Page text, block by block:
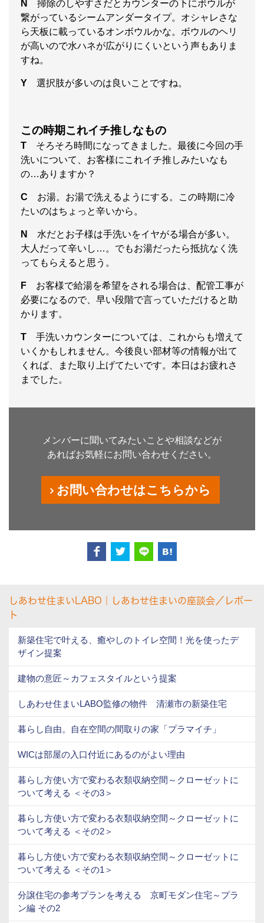
N 掃除のしやすさだとカウンターの下にボウルが
繋がっているシームアンダータイプ。オシャレさな
ら天板に載っているオンボウルかな。ボウルのヘリ
が高いので水ハネが広がりにくいという声もありま
すね。
Y 選択肢が多いのは良いことですね。
この時期これイチ推しなもの
T そろそろ時間になってきました。最後に今回の手
洗いについて、お客様にこれイチ推しみたいなも
の…ありますか？
C お湯。お湯で洗えるようにする。この時期に冷
たいのはちょっと辛いから。
N
水だとお子様は手洗いをイヤがる場合が多い。
大人だって辛いし…。でもお湯だったら抵抗なく洗
ってもらえると思う。
F お客様で給湯を希望をされる場合は、配管工事が
必要になるので、早い段階で言っていただけると助
かります。
T 手洗いカウンターについては、これからも増えて
いくかもしれません。今後良い部材等の情報が出て
くれば、また取り上げてたいです。本日はお疲れさ
までした。
メンバーに聞いてみたいことや相談などが
あればお気軽にお問い合わせください。
お問い合わせはこちらから
しあわせ住まいLABO｜しあわせ住まいの座談会／レポー
ト
新築住宅で叶える、癒やしのトイレ空間！光を使ったデ
ザイン提案
建物の意匠～カフェスタイルという提案
しあわせ住まいLABO監修の物件 清瀬市の新築住宅
暮らし自由。自在空間の間取りの家「プラマイチ」
WICは部屋の入口付近にあるのがよい理由
暮らし方使い方で変わる衣類収納空間～クローゼットに
ついて考える ＜その3＞
暮らし方使い方で変わる衣類収納空間～クローゼットに
ついて考える ＜その2＞
暮らし方使い方で変わる衣類収納空間～クローゼットに
ついて考える ＜その1＞
分譲住宅の参考プランを考える 京町モダン住宅～プラ
ン編 その2